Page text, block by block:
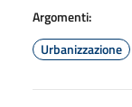
Argomenti:
Urbanizzazione